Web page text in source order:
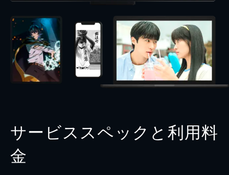
サービススペックと利用料
金